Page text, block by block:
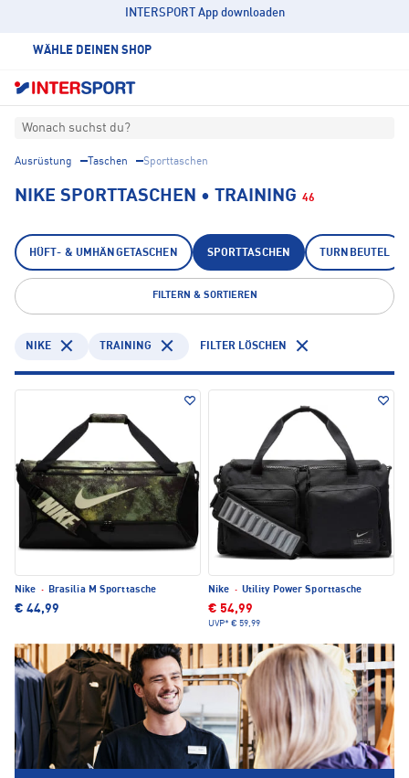
INTERSPORT App downloaden
WÄHLE DEINEN SHOP
Wonach suchst du?
Ausrüstung Taschen Sporttaschen
NIKE SPORTTASCHEN • TRAINING 46
HÜFT- & UMHÄNGETASCHEN SPORTTASCHEN TURNBEUTEL
FILTERN & SORTIEREN
NIKE TRAINING FILTER LÖSCHEN
Nike · Brasilia M Sporttasche
€ 44,99
Nike · Utility Power Sporttasche
€ 54,99
UVP* € 59,99